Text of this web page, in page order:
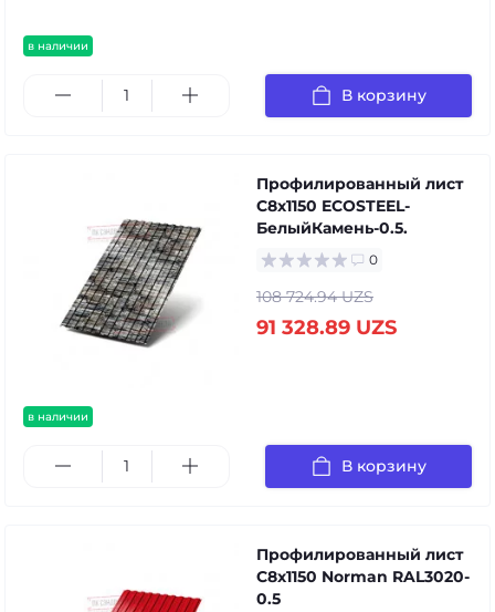
в наличии
В корзину
в наличии
Профилированный лист
С8х1150 ECOSTEEL-
БелыйКамень-0.5.
0
108 724.94 UZS
91 328.89 UZS
В корзину
Профилированный лист
С8х1150 Norman RAL3020-
0.5